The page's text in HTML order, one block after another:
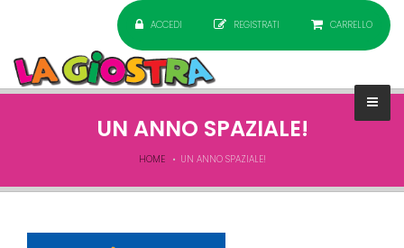
ACCEDI REGISTRATI CARRELLO
UN ANNO SPAZIALE!
HOME UN ANNO SPAZIALE!